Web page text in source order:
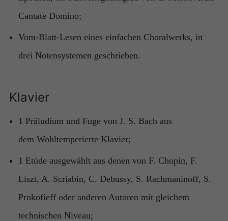
Cantate Domino;
Vom-Blatt-Lesen eines einfachen Choralwerks, in
drei Notensystemen geschrieben.
Klavier
1 Präludium und Fuge von J. S. Bach aus
dem Wohltemperierte Klavier;
1 Etüde ausgewählt aus denen von F. Chopin, F.
Liszt, A. Scriabin, C. Debussy, S. Rachmaninoff, S.
Prokofieff oder anderen Autoren mit gleichem
technischen Niveau;